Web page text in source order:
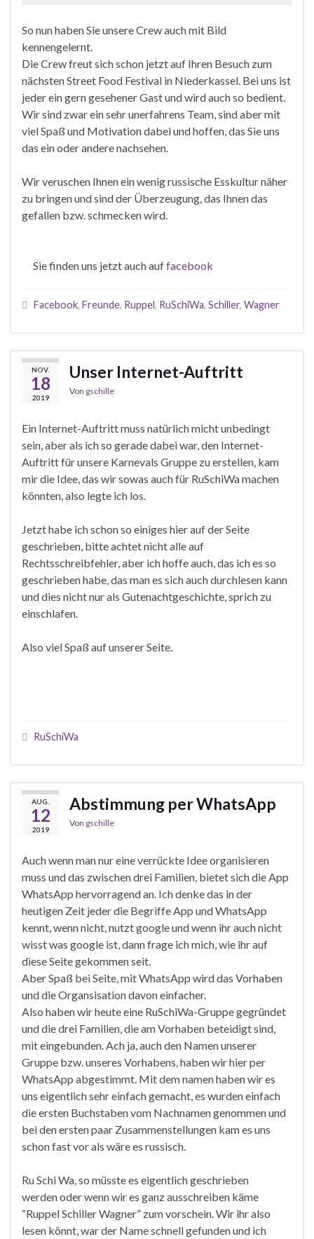
So nun haben Sie unsere Crew auch mit Bild
kennengelernt.
Die Crew freut sich schon jetzt auf Ihren Besuch zum
nächsten Street Food Festival in Niederkassel. Bei uns ist
jeder ein gern gesehener Gast und wird auch so bedient.
Wir sind zwar ein sehr unerfahrens Team, sind aber mit
viel Spaß und Motivation dabei und hoffen, das Sie uns
das ein oder andere nachsehen.
Wir veruschen Ihnen ein wenig russische Esskultur näher
zu bringen und sind der Überzeugung, das Ihnen das
gefallen bzw. schmecken wird.
Sie finden uns jetzt auch auffacebook
Facebook, Freunde, Ruppel, RuSchiWa, Schiller, Wagner
NOV.
18
2019
Unser Internet-Auftritt
Von gschille
Ein Internet-Auftritt muss natürlich micht unbedingt
sein, aber als ich so gerade dabei war, den Internet-
Auftritt für unsere Karnevals Gruppe zu erstellen, kam
mir die Idee, das wir sowas auch für RuSchiWa machen
könnten, also legte ich los.
Jetzt habe ich schon so einiges hier auf der Seite
geschrieben, bitte achtet nicht alle auf
Rechtsschreibfehler, aber ich hoffe auch, das ich es so
geschrieben habe, das man es sich auch durchlesen kann
und dies nicht nur als Gutenachtgeschichte, sprich zu
einschlafen.
Also viel Spaß auf unserer Seite.
RuSchiWa
AUG.
12
2019
Abstimmung per WhatsApp
Von gschille
Auch wenn man nur eine verrückte Idee organisieren
muss und das zwischen drei Familien, bietet sich die App
WhatsApp hervorragend an. Ich denke das in der
heutigen Zeit jeder die Begriffe App und WhatsApp
kennt, wenn nicht, nutzt google und wenn ihr auch nicht
wisst was google ist, dann frage ich mich, wie ihr auf
diese Seite gekommen seit.
Aber Spaß bei Seite, mit WhatsApp wird das Vorhaben
und die Organsisation davon einfacher.
Also haben wir heute eine RuSchiWa-Gruppe gegründet
und die drei Familien, die am Vorhaben beteidigt sind,
mit eingebunden. Ach ja, auch den Namen unserer
Gruppe bzw. unseres Vorhabens, haben wir hier per
WhatsApp abgestimmt. Mit dem namen haben wir es
uns eigentlich sehr einfach gemacht, es wurden einfach
die ersten Buchstaben vom Nachnamen genommen und
bei den ersten paar Zusammenstellungen kam es uns
schon fast vor als wäre es russisch.
Ru Schi Wa, so müsste es eigentlich geschrieben
werden oder wenn wir es ganz ausschreiben käme
“Ruppel Schiller Wagner” zum vorschein. Wir ihr also
lesen könnt, war der Name schnell gefunden und ich